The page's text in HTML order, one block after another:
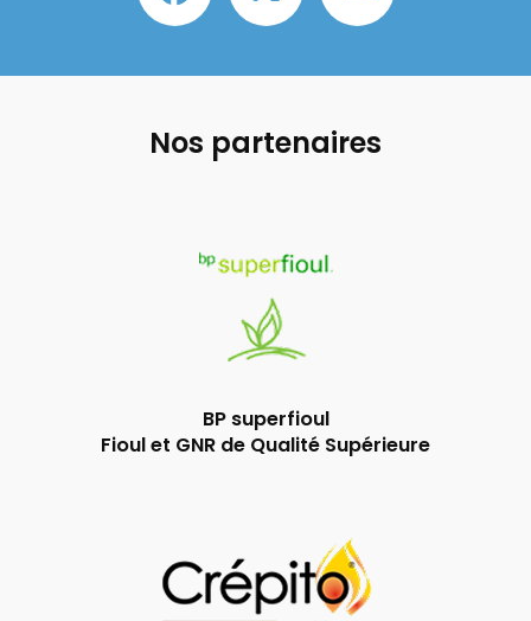
Nos partenaires
BP superfioul
Fioul et GNR de Qualité Supérieure